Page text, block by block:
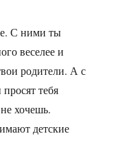
С ними ты
веселее и
родители. А с
тебя
хочешь.
детские